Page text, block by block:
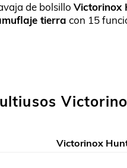
de bolsilloVictorinox
tierra con 15
Victorinox